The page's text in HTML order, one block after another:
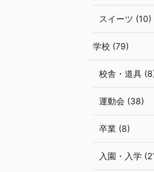
スイーツ (10)
学校 (79)
校舎・道具
運動会 (38)
卒業 (8)
入園・入学